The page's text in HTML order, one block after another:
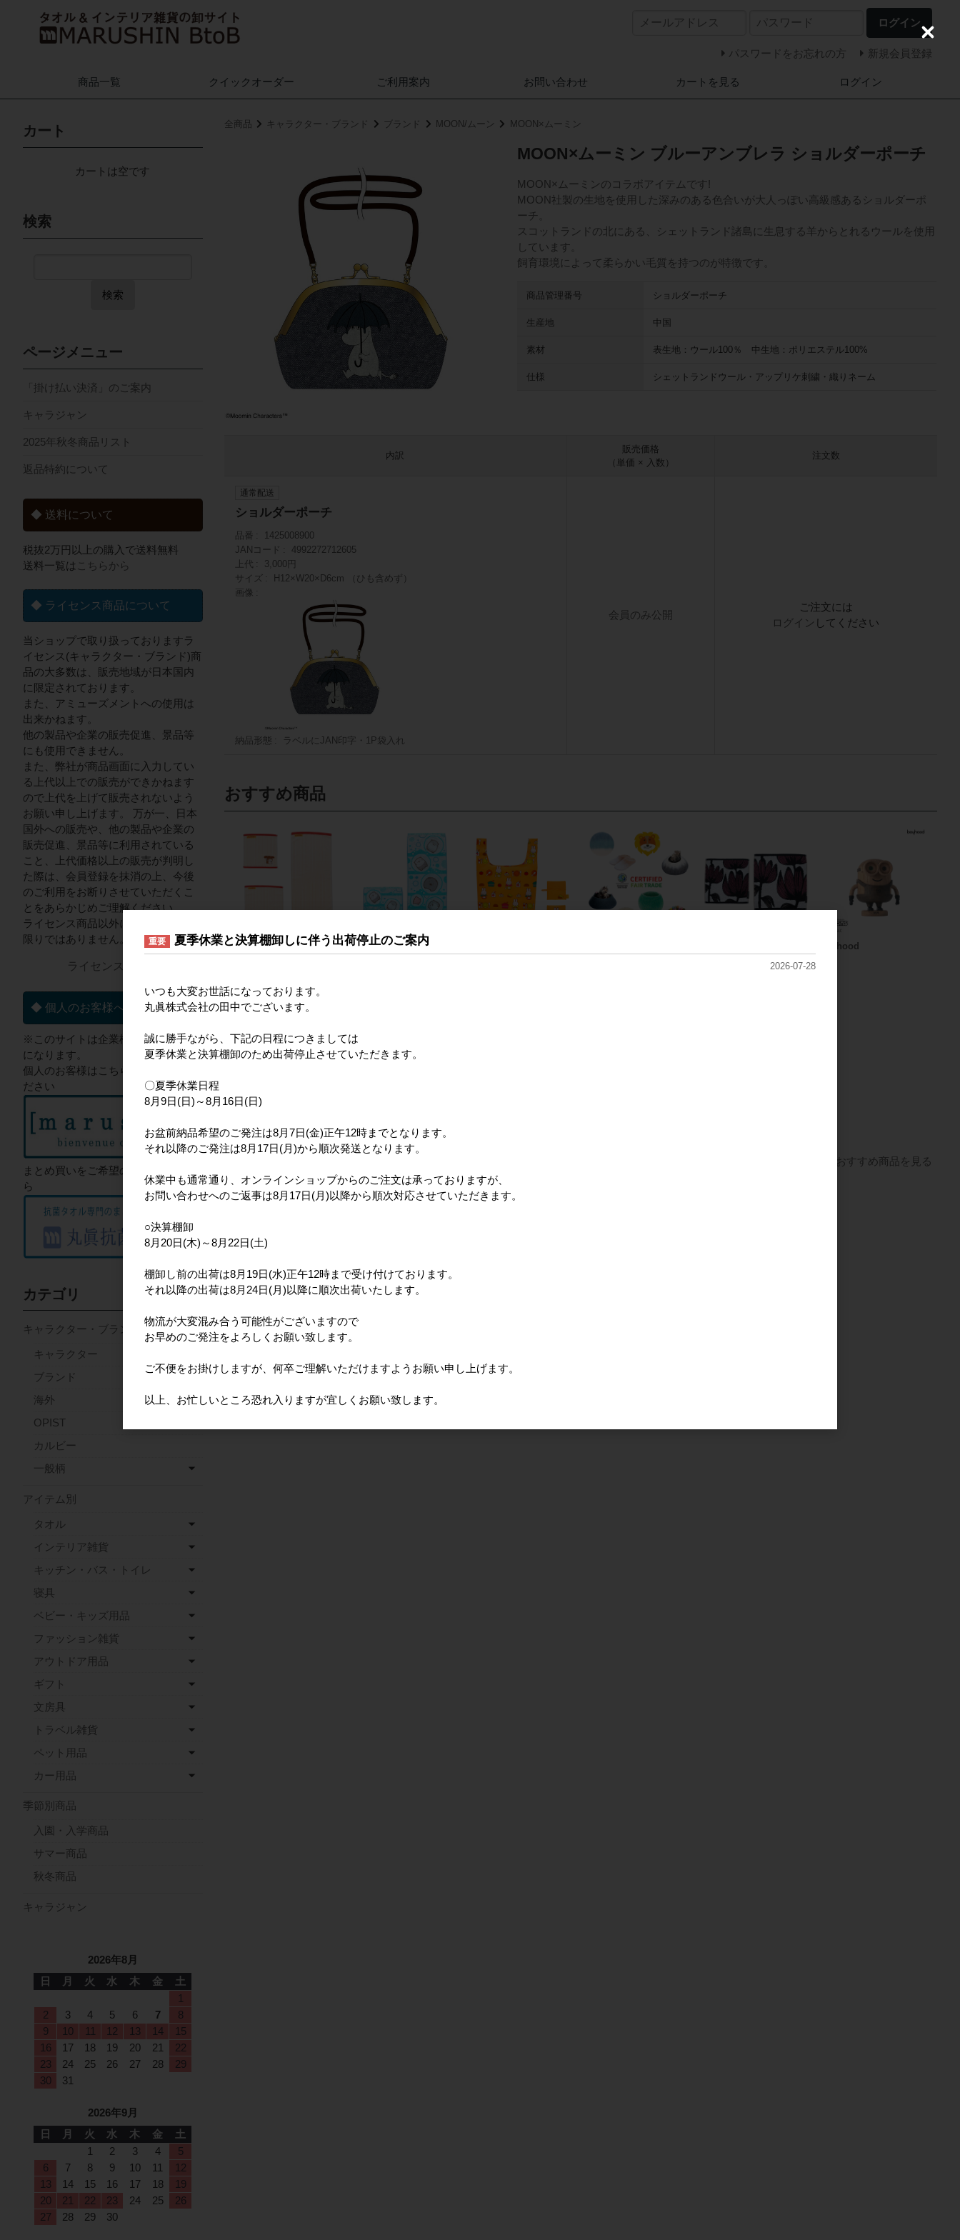
ログイン
パスワードをお忘れの方 新規会員登録
商品一覧 クイック オーダー ご利用案内 お問い合わせ カートを見る ログイン
全商品 キャラクター・ブランド ブランド MOON/ムーン MOON×ムーミン
MOON×ムーミン ブルーアンブレラ ショルダーポーチ
MOON×ムーミンのコラボアイテムです!
MOON社製の生地を使用した深みのある色合いが大人っぽい高級感あるショルダーポ
ーチ。
スコットランドの北にある、シェットランド諸島に生息する羊からとれるウールを使用
しています。
飼育環境によって柔らかい毛質を持つのが特徴です。
商品管理番号 ショルダーポーチ
生産地 中国
素材 表生地：ウール100％ 中生地：ポリエステル100%
仕様 シェットランドウール・アップリケ刺繍・織りネーム
内訳
販売価格
（単価 × 入数）
注文数
通常配送
ショルダーポーチ
品番
1425008900
JANコード
4992272712605
上代
3,000円
サイズ
H12×W20×D6cm （ひも含めず）
画像
納品形態 ラベルにJAN印字・1P袋入れ
会員のみ公開
ご注文には
ログイン してください
おすすめ商品
パンどろぼう なんでもいきもの boyhood
マーメイドブランケット
すべてのおすすめ商品を見る
カート
カートは空です
検索
検索
ページメニュー
「掛け払い決済」のご案内
キャラジャン
2025年秋冬商品リスト
返品特約について
◆ 送料について
税抜2万円以上の購入で送料無料
送料一覧は こちらから
◆ ライセンス商品について
当ショップで取り扱っておりますラ
イセンス(キャラクター・ブランド)商
品の大多数は、販売地域が日本国内
に限定されております。
また、アミューズメントへの使用は
出来かねます。
他の製品や企業の販売促進、景品等
にも使用できません。
また、弊社が商品画面に入力してい
る上代以上での販売ができかねます
ので上代を上げて販売されないよう
お願い申し上げます。 万が一、日本
国外への販売や、他の製品や企業の
販売促進、景品等に利用されている
こと、上代価格以上の販売が判明し
た際は、会員登録を抹消の上、今後
のご利用をお断りさせていただくこ
とをあらかじめご理解ください。
ライセンス商品以外についてはこの
限りではありません。
ライセンス一覧▼
◆ 個人のお客様へ
※このサイトは企業様向けのサイト
になります。
個人のお客様はこちらからご確認く
ださい
まとめ買いをご希望のお客様はこち
ら
カテゴリ
キャラクター・ブランド
キャラクター
ブランド
海外
OPIST
カルビー
一般柄
アイテム別
タオル
インテリア雑貨
キッチン・バス・トイレ
寝具
ベビー・キッズ用品
ファッション雑貨
アウトドア用品
ギフト
文房具
トラベル雑貨
ペット用品
カー用品
季節別商品
入園・入学商品
サマー商品
秋冬商品
キャラジャン
2026年8月
日
月 火 水 木 金
土
1
2
3 4 5 6 7
8
9
10 11 12 13 14
15
16
17 18 19 20 21
22
23
24 25 26 27 28
29
30
31
2026年9月
日
月 火 水 木 金
土
1
2 3 4
5
6
7 8 9 10 11
12
13
14 15 16 17 18
19
20
21 22 23 24 25
26
27
28 29 30
重要 夏季休業と決算棚卸しに伴う出荷停止のご案内
2026-07-28
いつも大変お世話になっております。
丸眞株式会社の田中でございます。
誠に勝手ながら、下記の日程につきましては
夏季休業と決算棚卸のため出荷停止させていただきます。
〇夏季休業日程
8月9日(日)～8月16日(日)
お盆前納品希望のご発注は8月7日(金)正午12時までとなります。
それ以降のご発注は8月17日(月)から順次発送となります。
休業中も通常通り、オンラインショップからのご注文は承っておりますが、
お問い合わせへのご返事は8月17日(月)以降から順次対応させていただきます。
○決算棚卸
8月20日(木)～8月22日(土)
棚卸し前の出荷は8月19日(水)正午12時まで受け付けております。
それ以降の出荷は8月24日(月)以降に順次出荷いたします。
物流が大変混み合う可能性がございますので
お早めのご発注をよろしくお願い致します。
ご不便をお掛けしますが、何卒ご理解いただけますようお願い申し上げます。
以上、お忙しいところ恐れ入りますが宜しくお願い致します。
C
l
o